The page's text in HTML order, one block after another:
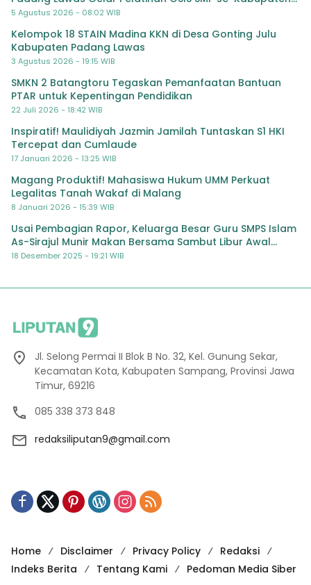
Padang Lawas
5 Agustus 2026 - 08:02 WIB
Kelompok 18 STAIN Madina KKN di Desa Gonting Julu
Kabupaten Padang Lawas
3 Agustus 2026 - 19:15 WIB
SMKN 2 Batangtoru Tegaskan Pemanfaatan Bantuan
PTAR untuk Kepentingan Pendidikan
22 Juli 2026 - 18:42 WIB
Inspiratif! Maulidiyah Jazmin Jamilah Tuntaskan S1 HKI
Tercepat dan Cumlaude
17 Januari 2026 - 13:25 WIB
Magang Produktif! Mahasiswa Hukum UMM Perkuat
Legalitas Tanah Wakaf di Malang
8 Januari 2026 - 15:39 WIB
Usai Pembagian Rapor, Keluarga Besar Guru SMPS Islam
As-Sirajul Munir Makan Bersama Sambut Libur Awal
Semester
18 Desember 2025 - 19:21 WIB
Jl. Selong Permai II Blok B No. 32, Kel. Gunung Sekar,
Kecamatan Kota, Kabupaten Sampang, Provinsi Jawa
Timur, 69216
085 338 373 848
redaksiliputan9@gmail.com
Home Disclaimer Privacy Policy
Redaksi
Indeks Berita
Tentang Kami Pedoman Media Siber